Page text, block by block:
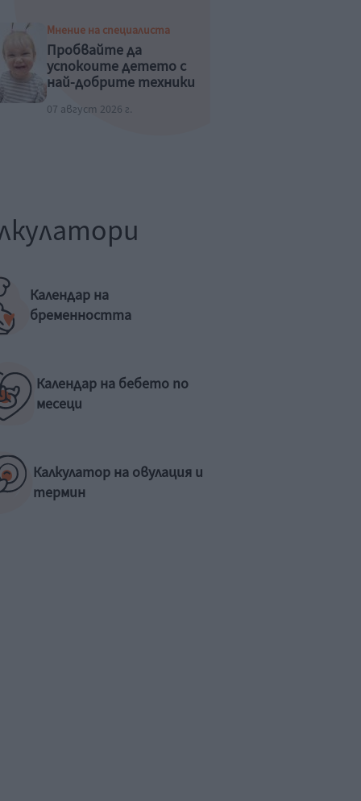
Мнение на специалиста
Пробвайте да
успокоите детето с
най-добрите техники
07 август 2026 г.
Календар на
бременността
Календар на бебето по
месеци
Калкулатор на овулация и
термин